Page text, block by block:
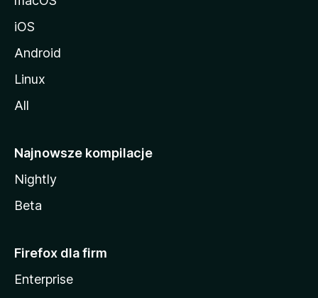
iOS
Android
Linux
All
Najnowsze kompilacje
Nightly
Beta
Firefox dla firm
Enterprise